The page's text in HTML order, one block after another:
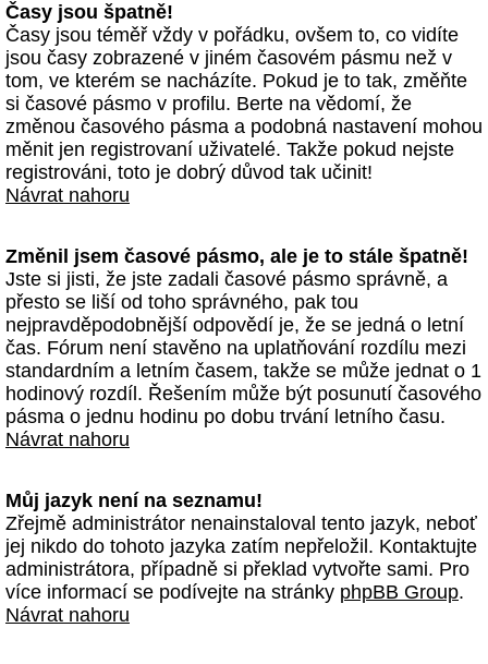
Časy jsou špatně!
Časy jsou téměř vždy v pořádku, ovšem to, co vidíte
jsou časy zobrazené v jiném časovém pásmu než v
tom, ve kterém se nacházíte. Pokud je to tak, změňte
si časové pásmo v profilu. Berte na vědomí, že
změnou časového pásma a podobná nastavení mohou
měnit jen registrovaní uživatelé. Takže pokud nejste
registrováni, toto je dobrý důvod tak učinit!
Návrat nahoru
Změnil jsem časové pásmo, ale je to stále špatně!
Jste si jisti, že jste zadali časové pásmo správně, a
přesto se liší od toho správného, pak tou
nejpravděpodobnější odpovědí je, že se jedná o letní
čas. Fórum není stavěno na uplatňování rozdílu mezi
standardním a letním časem, takže se může jednat o 1
hodinový rozdíl. Řešením může být posunutí časového
pásma o jednu hodinu po dobu trvání letního času.
Návrat nahoru
Můj jazyk není na seznamu!
Zřejmě administrátor nenainstaloval tento jazyk, neboť
jej nikdo do tohoto jazyka zatím nepřeložil. Kontaktujte
administrátora, případně si překlad vytvořte sami. Pro
více informací se podívejte na stránky phpBB Group.
Návrat nahoru